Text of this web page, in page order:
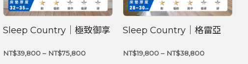
Sleep Country｜極致御享
NT$39,800 – NT$75,800
Sleep Country｜格雷亞
NT$19,800 – NT$38,800